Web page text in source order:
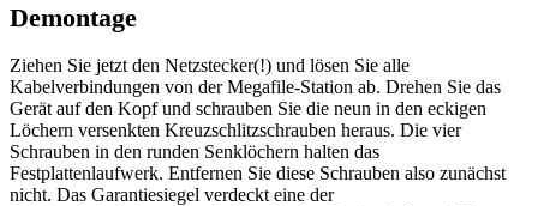
Demontage
Ziehen Sie jetzt den Netzstecker(!) und lösen Sie alle
Kabelverbindungen von der Megafile-Station ab. Drehen Sie das
Gerät auf den Kopf und schrauben Sie die neun in den eckigen
Löchern versenkten Kreuzschlitzschrauben heraus. Die vier
Schrauben in den runden Senklöchern halten das
Festplattenlaufwerk. Entfernen Sie diese Schrauben also zunächst
nicht. Das Garantiesiegel verdeckt eine der